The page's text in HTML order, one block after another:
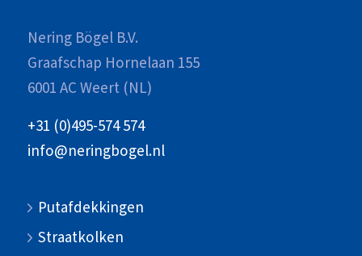
Nering Bögel B.V.
Graafschap Hornelaan 155
6001 AC Weert (NL)
+31 (0)495-574 574
info@neringbogel.nl
Putafdekkingen
Straatkolken